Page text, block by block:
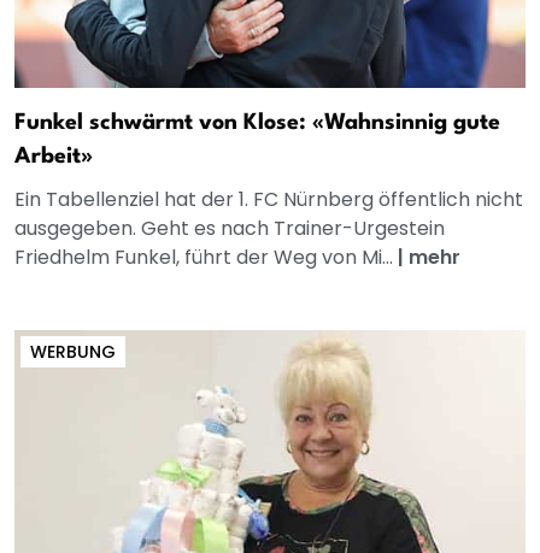
Funkel schwärmt von Klose: «Wahnsinnig gute
Arbeit»
Ein Tabellenziel hat der 1. FC Nürnberg öffentlich nicht
ausgegeben. Geht es nach Trainer-Urgestein
Friedhelm Funkel, führt der Weg von Mi... | mehr
WERBUNG